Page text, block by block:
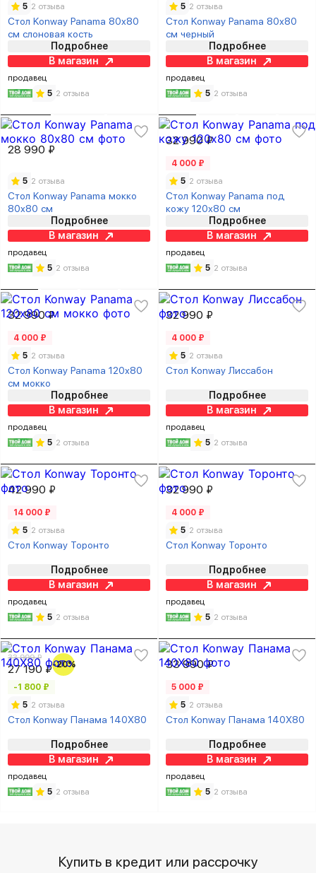
5 2 отзыва
Стол Konway Panama 80х80
см слоновая кость
Подробнее
В магазин
продавец
5 2 отзыва
5 2 отзыва
Стол Konway Panama 80х80
см черный
Подробнее
В магазин
продавец
5 2 отзыва
28 990 ₽
5 2 отзыва
Стол Konway Panama мокко
80х80 см
Подробнее
В магазин
продавец
5 2 отзыва
32 990 ₽
4 000 ₽
5 2 отзыва
Стол Konway Panama под
кожу 120х80 см
Подробнее
В магазин
продавец
5 2 отзыва
32 990 ₽
4 000 ₽
5 2 отзыва
Стол Konway Panama 120х80
см мокко
Подробнее
В магазин
продавец
5 2 отзыва
32 990 ₽
4 000 ₽
5 2 отзыва
Стол Konway Лиссабон
Подробнее
В магазин
продавец
5 2 отзыва
42 990 ₽
14 000 ₽
5 2 отзыва
Стол Konway Торонто
Подробнее
В магазин
продавец
5 2 отзыва
32 990 ₽
4 000 ₽
5 2 отзыва
Стол Konway Торонто
Подробнее
В магазин
продавец
5 2 отзыва
33 999 ₽
27 190 ₽-20%
-1 800 ₽
5 2 отзыва
Стол Konway Панама 140Х80
Подробнее
В магазин
продавец
5 2 отзыва
33 990 ₽
5 000 ₽
5 2 отзыва
Стол Konway Панама 140Х80
Подробнее
В магазин
продавец
5 2 отзыва
Купить в кредит или рассрочку